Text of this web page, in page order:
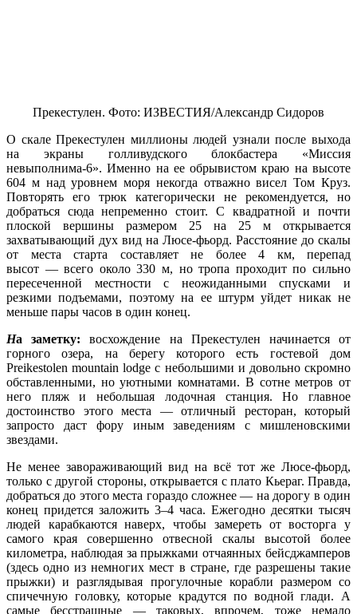
Прекестулен. Фото: ИЗВЕСТИЯ/Александр Сидоров
О скале Прекестулен миллионы людей узнали после выхода
на экраны голливудского блокбастера «Миссия
невыполнима-6». Именно на ее обрывистом краю на высоте
604 м над уровнем моря некогда отважно висел Том Круз.
Повторять его трюк категорически не рекомендуется, но
добраться сюда непременно стоит. С квадратной и почти
плоской вершины размером 25 на 25 м открывается
захватывающий дух вид на Люсе-фьорд. Расстояние до скалы
от места старта составляет не более 4 км, перепад
высот — всего около 330 м, но тропа проходит по сильно
пересеченной местности с неожиданными спусками и
резкими подъемами, поэтому на ее штурм уйдет никак не
меньше пары часов в один конец.
На заметку: восхождение на Прекестулен начинается от
горного озера, на берегу которого есть гостевой дом
Preikestolen mountain lodge с небольшими и довольно скромно
обставленными, но уютными комнатами. В сотне метров от
него пляж и небольшая лодочная станция. Но главное
достоинство этого места — отличный ресторан, который
запросто даст фору иным заведениям с мишленовскими
звездами.
Не менее завораживающий вид на всё тот же Люсе-фьорд,
только с другой стороны, открывается с плато Кьераг. Правда,
добраться до этого места гораздо сложнее — на дорогу в один
конец придется заложить 3–4 часа. Ежегодно десятки тысяч
людей карабкаются наверх, чтобы замереть от восторга у
самого края совершенно отвесной скалы высотой более
километра, наблюдая за прыжками отчаянных бейсджамперов
(здесь одно из немногих мест в стране, где разрешены такие
прыжки) и разглядывая прогулочные корабли размером со
спичечную головку, которые крадутся по водной глади. А
самые бесстрашные — таковых, впрочем, тоже немало